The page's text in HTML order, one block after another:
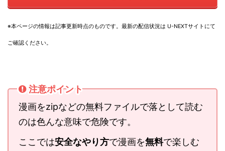
※本ページの情報は記事更新時点のものです。 最新の配信状況は U-NEXTサイトにて
ご確認ください。
注意ポイント
漫画をzipなどの無料ファイルで落として読む
のは色んな意味で危険です。
ここでは安全なやり方で漫画を無料で楽しむ